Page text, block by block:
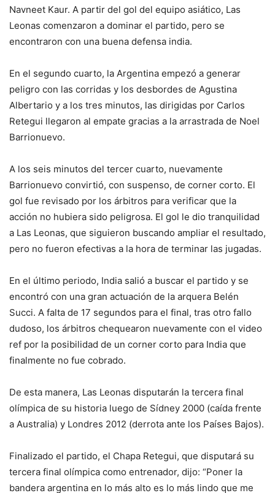
Navneet Kaur. A partir del gol del equipo asiático, Las
Leonas comenzaron a dominar el partido, pero se
encontraron con una buena defensa india.
En el segundo cuarto, la Argentina empezó a generar
peligro con las corridas y los desbordes de Agustina
Albertario y a los tres minutos, las dirigidas por Carlos
Retegui llegaron al empate gracias a la arrastrada de Noel
Barrionuevo.
A los seis minutos del tercer cuarto, nuevamente
Barrionuevo convirtió, con suspenso, de corner corto. El
gol fue revisado por los árbitros para verificar que la
acción no hubiera sido peligrosa. El gol le dio tranquilidad
a Las Leonas, que siguieron buscando ampliar el resultado,
pero no fueron efectivas a la hora de terminar las jugadas.
En el último periodo, India salió a buscar el partido y se
encontró con una gran actuación de la arquera Belén
Succi. A falta de 17 segundos para el final, tras otro fallo
dudoso, los árbitros chequearon nuevamente con el video
ref por la posibilidad de un corner corto para India que
finalmente no fue cobrado.
De esta manera, Las Leonas disputarán la tercera final
olímpica de su historia luego de Sídney 2000 (caída frente
a Australia) y Londres 2012 (derrota ante los Países Bajos).
Finalizado el partido, el Chapa Retegui, que disputará su
tercera final olímpica como entrenador, dijo: “Poner la
bandera argentina en lo más alto es lo más lindo que me